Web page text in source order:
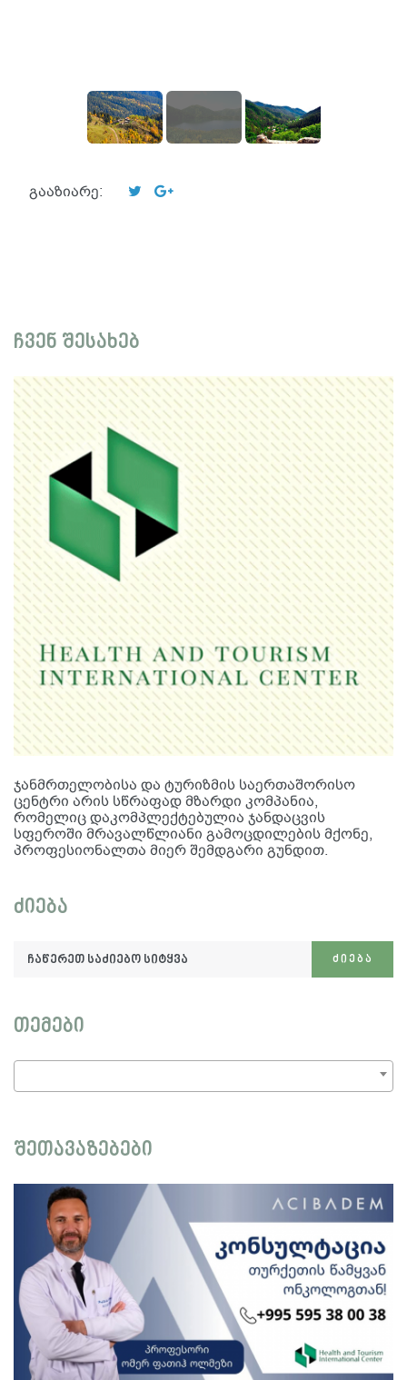
გააზიარე:
ჩვენ შესახებ
ჯანმრთელობისა და ტურიზმის საერთაშორისო
ცენტრი არის სწრაფად მზარდი კომპანია,
რომელიც დაკომპლექტებულია ჯანდაცვის
სფეროში მრავალწლიანი გამოცდილების მქონე,
პროფესიონალთა მიერ შემდგარი გუნდით.
ძიება
ჩაწერეთ
ᲫᲘᲔᲑᲐ
თემები
შეთავაზებები